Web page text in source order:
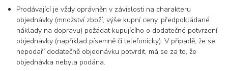
Prodávající je vždy oprávněn v závislosti na charakteru
objednávky (množství zboží, výše kupní ceny, předpokládané
náklady na dopravu) požádat kupujícího o dodatečné potvrzení
objednávky (například písemně či telefonicky). V případě, že se
nepodaří dodatečně objednávku potvrdit, má se za to, že
objednávka nebyla podána.